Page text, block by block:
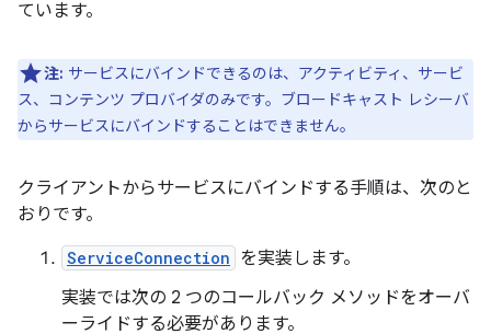
ています。
注: サービスにバインドできるのは、アクティビティ、サービ
ス、コンテンツ プロバイダのみです。ブロードキャスト レシーバ
からサービスにバインドすることはできません。
クライアントからサービスにバインドする手順は、次のと
おりです。
ServiceConnection を実装します。
実装では次の 2 つのコールバック メソッドをオーバ
ーライドする必要があります。